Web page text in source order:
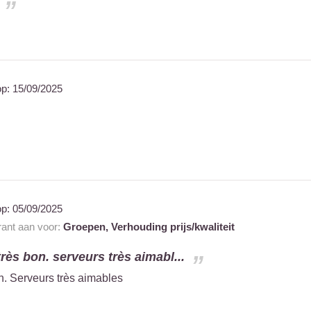
15/09/2025
05/09/2025
aan voor: Groepen, Verhouding prijs/kwaliteit
bon. serveurs très aimabl...
Serveurs très aimables